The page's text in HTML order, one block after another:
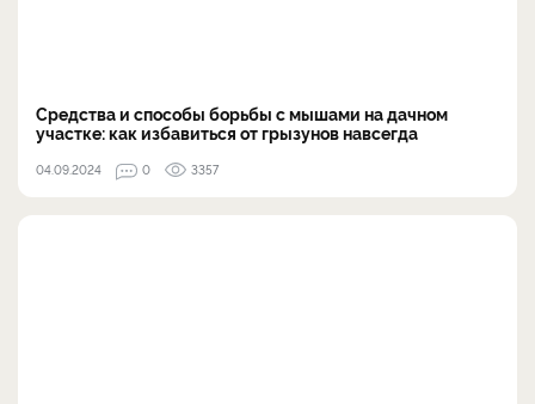
Средства и способы борьбы с мышами на дачном
участке: как избавиться от грызунов навсегда
04.09.2024 0 3357